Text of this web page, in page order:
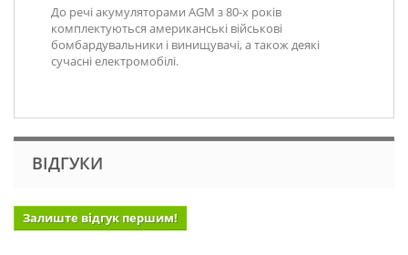
До речі акумуляторами AGM з 80-х років
комплектуються американські військові
бомбардувальники і винищувачі, а також деякі
сучасні електромобілі.
ВІДГУКИ
Залиште відгук першим!